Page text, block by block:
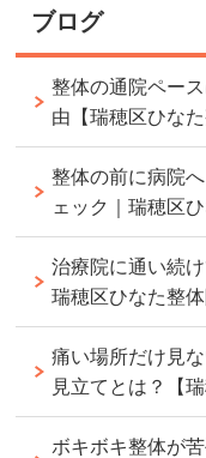
ブログ
整体の通院ペー
由【瑞穂区ひなた
整体の前に病院
ェック｜瑞穂区
治療院に通い続
瑞穂区ひなた整
痛い場所だけ見
見立てとは？【
ボキボキ整体が